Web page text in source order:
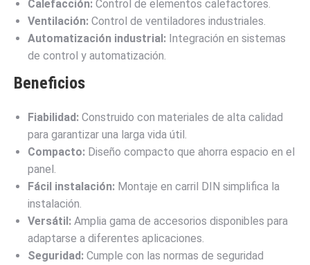
Calefacción: Control de elementos calefactores.
Ventilación: Control de ventiladores industriales.
Automatización industrial: Integración en sistemas
de control y automatización.
Beneficios
Fiabilidad: Construido con materiales de alta calidad
para garantizar una larga vida útil.
Compacto: Diseño compacto que ahorra espacio en el
panel.
Fácil instalación: Montaje en carril DIN simplifica la
instalación.
Versátil: Amplia gama de accesorios disponibles para
adaptarse a diferentes aplicaciones.
Seguridad: Cumple con las normas de seguridad